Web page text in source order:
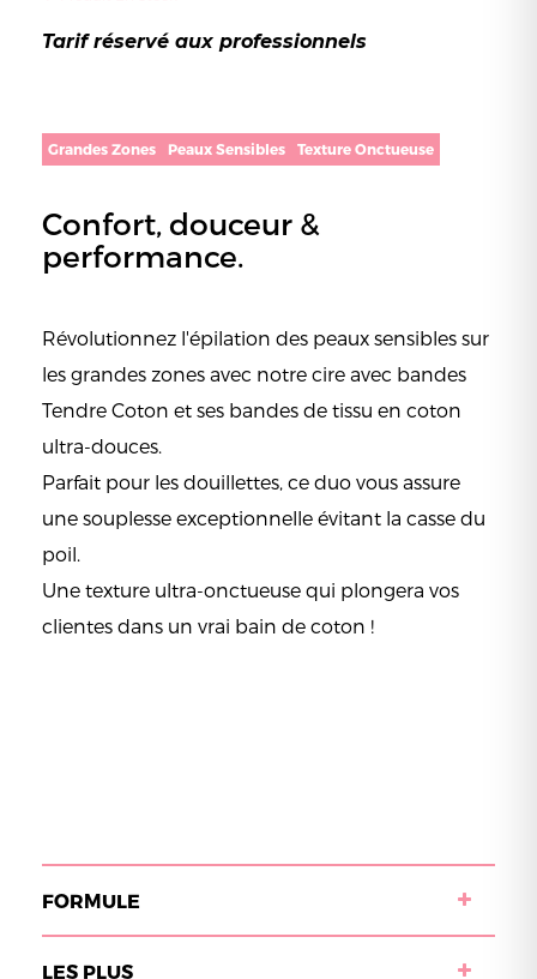
Tarif réservé aux professionnels
Grandes Zones Peaux Sensibles Texture Onctueuse
Confort, douceur &
performance.
Révolutionnez l'épilation des peaux sensibles sur
les grandes zones avec notre cire avec bandes
Tendre Coton et ses bandes de tissu en coton
ultra-douces.
Parfait pour les douillettes, ce duo vous assure
une souplesse exceptionnelle évitant la casse du
poil.
Une texture ultra-onctueuse qui plongera vos
clientes dans un vrai bain de coton !
FORMULE
LES PLUS